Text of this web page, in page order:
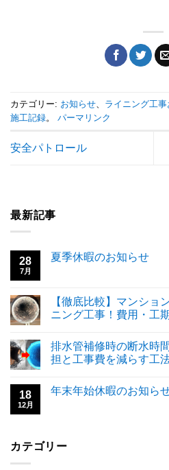
カテゴリー: お知らせ ライニング工
施工記録。 パーマリンク
安全パトロール
最新記事
28
7月
夏季休暇のお知らせ
【徹底比較】マンショ
ニング工事！費用・工
排水管補修時の断水時
担と工事費を減らす工
18
12月
年末年始休暇のお知ら
カテゴリー